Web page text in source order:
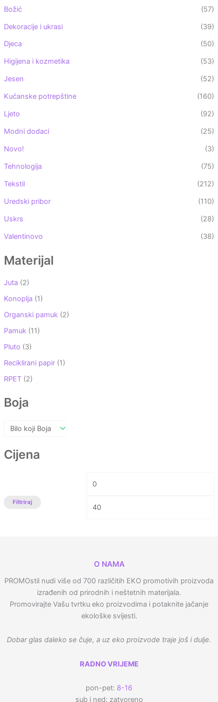
Božić
(57)
Dekoracije i ukrasi
(39)
Djeca
(50)
Higijena i kozmetika
(53)
Jesen
(52)
Kućanske potrepštine
(160)
Ljeto
(92)
Modni dodaci
(25)
Novo!
(3)
Tehnologija
(75)
Tekstil
(212)
Uredski pribor
(110)
Uskrs
(28)
Valentinovo
(38)
Materijal
Juta (2)
Konoplja (1)
Organski pamuk (2)
Pamuk (11)
Pluto (3)
Reciklirani papir (1)
RPET (2)
Boja
Cijena
Filtriraj
O NAMA
PROMOstil nudi više od 700 različitih EKO promotivih proizvoda
izrađenih od prirodnih i neštetnih materijala.
Promovirajte Vašu tvrtku eko proizvodima i potaknite jačanje
ekološke svijesti.
Dobar glas daleko se čuje, a uz eko proizvode traje još i dulje.
RADNO VRIJEME
pon-pet: 8-16
sub i ned: zatvoreno